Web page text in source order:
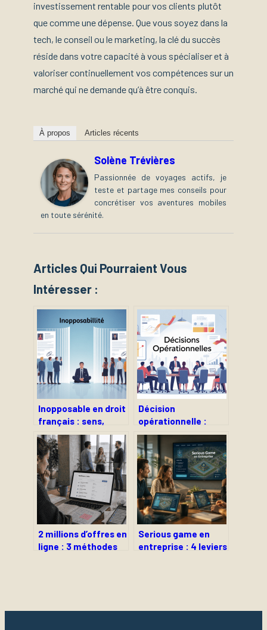
investissement rentable pour vos clients plutôt
que comme une dépense. Que vous soyez dans la
tech, le conseil ou le marketing, la clé du succès
réside dans votre capacité à vous spécialiser et à
valoriser continuellement vos compétences sur un
marché qui ne demande qu’à être conquis.
À propos Articles récents
Solène Trévières
Passionnée de voyages actifs, je
teste et partage mes conseils pour
concrétiser vos aventures mobiles
en toute sérénité.
Articles Qui Pourraient Vous
Intéresser :
Inopposable en droit
français : sens,
effets et usages
pratiques
Décision
opérationnelle :
clés, méthodes et
exemples concrets
en entreprise
2 millions d’offres en
ligne : 3 méthodes
Serious game en
entreprise : 4 leviers